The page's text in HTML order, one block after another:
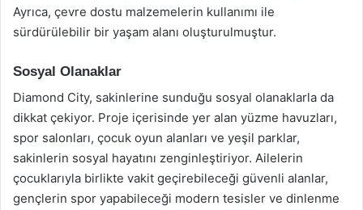
Ayrıca, çevre dostu malzemelerin kullanımı ile
sürdürülebilir bir yaşam alanı oluşturulmuştur.
Sosyal Olanaklar
Diamond City, sakinlerine sunduğu sosyal olanaklarla da
dikkat çekiyor. Proje içerisinde yer alan yüzme havuzları,
spor salonları, çocuk oyun alanları ve yeşil parklar,
sakinlerin sosyal hayatını zenginleştiriyor. Ailelerin
çocuklarıyla birlikte vakit geçirebileceği güvenli alanlar,
gençlerin spor yapabileceği modern tesisler ve dinlenme